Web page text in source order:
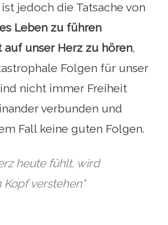
jedoch die Tatsache von
Leben zu führen
unser Herz zu hören,
Folgen für unser
nicht immer Freiheit
verbunden und
Fall keine guten Folgen.
heute fühlt, wird
verstehen"